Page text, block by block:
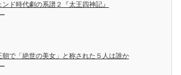
ンド時代劇の系譜２『太王四神記』
朝で「絶世の美女」と称された５人は誰か